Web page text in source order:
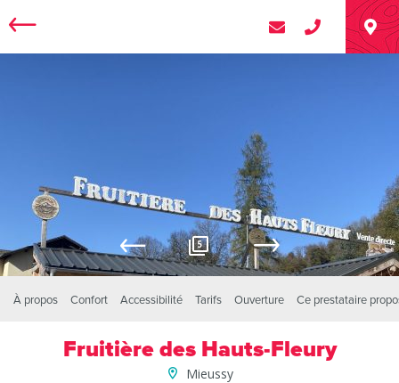
5
À propos Confort Accessibilité Tarifs Ouverture Ce prestataire
Fruitière des Hauts-Fleury
Mieussy